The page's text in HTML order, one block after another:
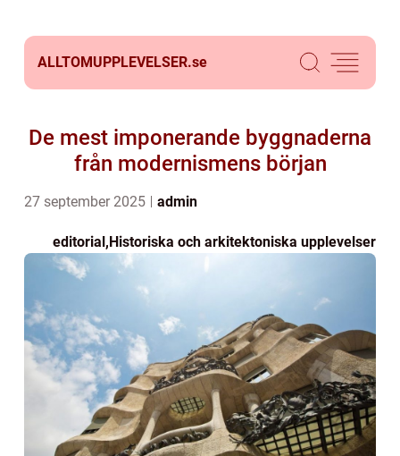
ALLTOMUPPLEVELSER.se
De mest imponerande byggnaderna
från modernismens början
27 september 2025 admin
editorial,Historiska och arkitektoniska upplevelser